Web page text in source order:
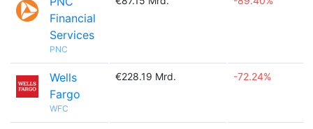
Financial
Services
PNC
Wells
Fargo
WFC
€228.19 Mrd. -72.24%